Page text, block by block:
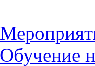
Обучение